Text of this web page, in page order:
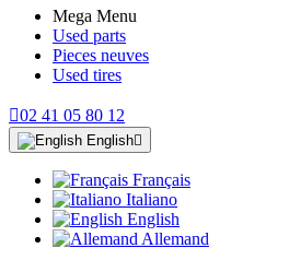
Mega Menu
Used parts
Pieces neuves
Used tires
02 41 05 80 12
English
Français
Italiano
English
Allemand